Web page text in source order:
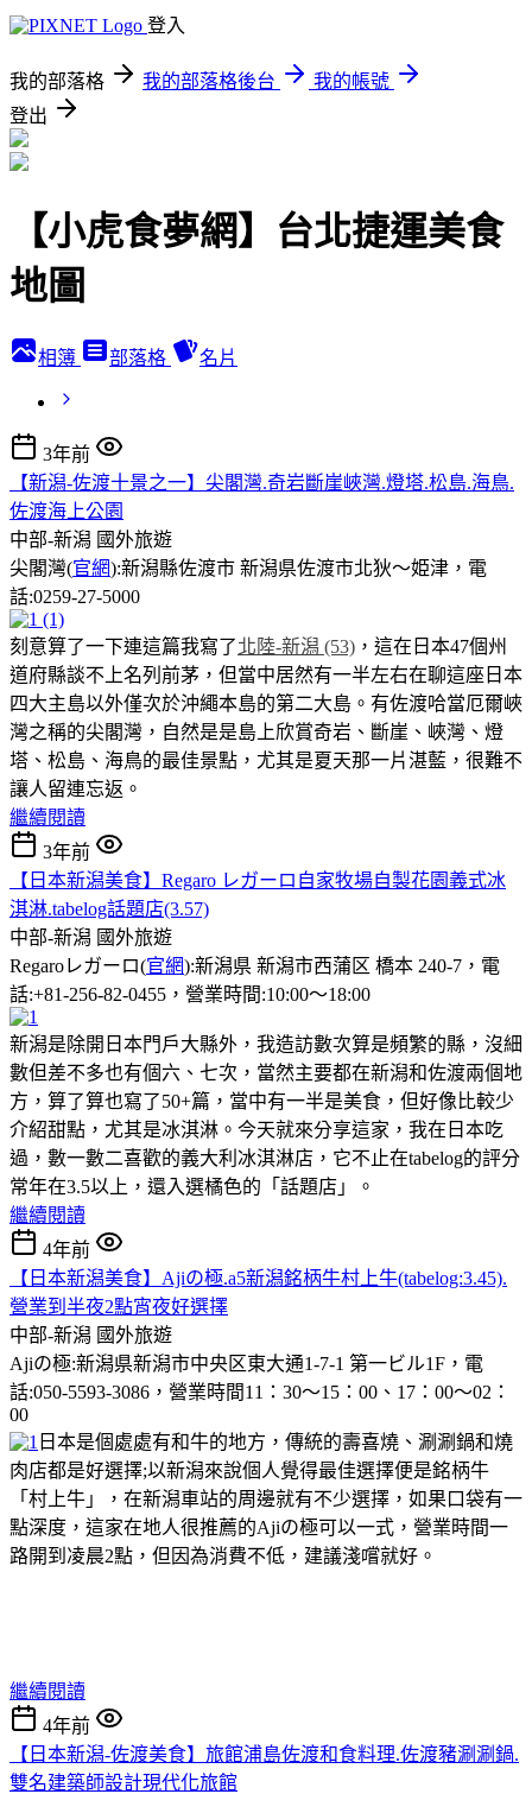
登入
我的部落格 我的部落格後台
我的帳號
登出
【小虎食夢網】台北捷運美食
地圖
相簿 部落格 名片
3年前
【新潟-佐渡十景之一】尖閣灣.奇岩斷崖峽灣.燈塔.松島.海鳥.
佐渡海上公園
中部-新潟 國外旅遊
尖閣灣(官網):新潟縣佐渡市 新潟県佐渡市北狄～姫津，電
話:0259-27-5000
刻意算了一下連這篇我寫了北陸-新潟 (53) ，這在日本47個州
道府縣談不上名列前茅，但當中居然有一半左右在聊這座日本
四大主島以外僅次於沖繩本島的第二大島。有佐渡哈當厄爾峽
灣之稱的尖閣灣，自然是是島上欣賞奇岩、斷崖、峽灣、燈
塔、松島、海鳥的最佳景點，尤其是夏天那一片湛藍，很難不
讓人留連忘返。
繼續閱讀
3年前
【日本新潟美食】Regaro レガーロ自家牧場自製花園義式冰
淇淋.tabelog話題店(3.57)
中部-新潟 國外旅遊
Regaroレガーロ(官網):新潟県 新潟市西蒲区 橋本 240-7，電
話:+81-256-82-0455，營業時間:10:00～18:00
新潟是除開日本門戶大縣外，我造訪數次算是頻繁的縣，沒細
數但差不多也有個六、七次，當然主要都在新潟和佐渡兩個地
方，算了算也寫了50+篇，當中有一半是美食，但好像比較少
介紹甜點，尤其是冰淇淋。今天就來分享這家，我在日本吃
過，數一數二喜歡的義大利冰淇淋店，它不止在tabelog的評分
常年在3.5以上，還入選橘色的「話題店」。
繼續閱讀
4年前
【日本新潟美食】Ajiの極.a5新潟銘柄牛村上牛(tabelog:3.45).
營業到半夜2點宵夜好選擇
中部-新潟 國外旅遊
Ajiの極:新潟県新潟市中央区東大通1-7-1 第一ビル1F，電
話:050-5593-3086，營業時間11：30～15：00、17：00～02：
00
日本是個處處有和牛的地方，傳統的壽喜燒、涮涮鍋和燒
肉店都是好選擇;以新潟來說個人覺得最佳選擇便是銘柄牛
「村上牛」，在新潟車站的周邊就有不少選擇，如果口袋有一
點深度，這家在地人很推薦的Ajiの極可以一式，營業時間一
路開到凌晨2點，但因為消費不低，建議淺嚐就好。
繼續閱讀
4年前
【日本新潟-佐渡美食】旅館浦島佐渡和食料理.佐渡豬涮涮鍋.
雙名建築師設計現代化旅館